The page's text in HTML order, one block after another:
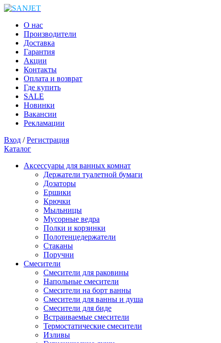
О нас
Производители
Доставка
Гарантия
Акции
Контакты
Оплата и возврат
Где купить
SALE
Новинки
Вакансии
Рекламации
Вход /Регистрация
Каталог
Аксессуары для ванных комнат
Держатели туалетной бумаги
Дозаторы
Ершики
Крючки
Мыльницы
Мусорные ведра
Полки и корзинки
Полотенцедержатели
Стаканы
Поручни
Смесители
Смесители для раковины
Напольные смесители
Смесители на борт ванны
Смесители для ванны и душа
Смесители для биде
Встраиваемые смесители
Термостатические смесители
Изливы